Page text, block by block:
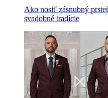
Ako nosiť zásnubný
svadobné tradície